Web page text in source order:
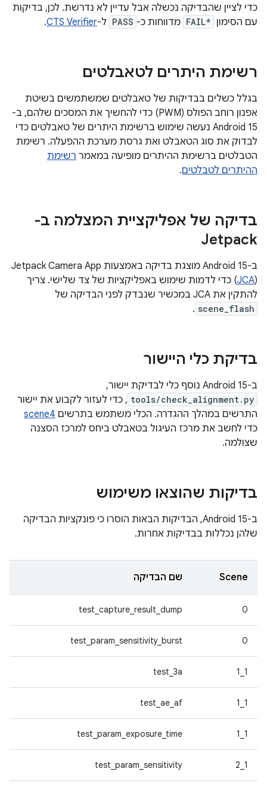
כדי לציין שהבדיקה נכשלה אבל עדיין לא נדרשת. לכן, בדיקות
עם הסימון FAIL* מדווחות כ- PASS ל-CTS Verifier
.
רשימת היתרים לטאבלטים
בגלל כשלים בבדיקות של טאבלטים שמשתמשים בשיטת
אפנון רוחב הפולס (PWM) כדי להחשיך את המסכים שלהם, ב-
Android 15 נעשה שימוש ברשימת היתרים של טאבלטים כדי
לבדוק את סוג הטאבלט ואת גרסת מערכת ההפעלה. רשימת
הטבלטים ברשימת ההיתרים מופיעה במאמר רשימת
ההיתרים לטבלטים.
בדיקה של אפליקציית המצלמה ב-
Jetpack
ב-Android 15 מוצגת בדיקה באמצעות Jetpack Camera App
(JCA ) כדי לדמות שימוש באפליקציות של צד שלישי. צריך
להתקין את JCA במכשיר שנבדק לפני הבדיקה של
scene_flash
.
בדיקת כלי היישור
ב-Android 15 נוסף כלי לבדיקת יישור,
tools/check_alignment.py , כדי לעזור לקבוע את יישור
התרשים במהלך ההגדרה. הכלי משתמש בתרשים scene4
כדי לחשב את מרכז העיגול בטאבלט ביחס למרכז הסצנה
שצולמה.
בדיקות שהוצאו משימוש
ב-Android 15, הבדיקות הבאות הוסרו כי פונקציות הבדיקה
שלהן נכללות בבדיקות אחרות.
Scene שם הבדיקה
0
test_capture_result_dump
0
test_param_sensitivity_burst
1_1
test_3a
1_1
test_ae_af
1_1
test_param_exposure_time
1_2
test_param_sensitivity